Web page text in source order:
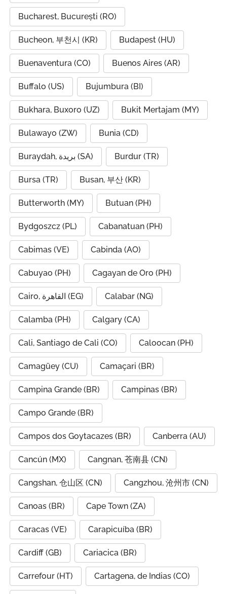
Bucharest, București (RO)
Bucheon, 부천시 (KR) Budapest (HU)
Buenaventura (CO) Buenos Aires (AR)
Buffalo (US) Bujumbura (BI)
Bukhara, Buxoro (UZ) Bukit Mertajam (MY)
Bulawayo (ZW) Bunia (CD)
Buraydah, بريدة (SA) Burdur (TR)
Bursa (TR) Busan, 부산 (KR)
Butterworth (MY) Butuan (PH)
Bydgoszcz (PL) Cabanatuan (PH)
Cabimas (VE) Cabinda (AO)
Cabuyao (PH) Cagayan de Oro (PH)
Cairo, القاهرة (EG) Calabar (NG)
Calamba (PH) Calgary (CA)
Cali, Santiago de Cali (CO) Caloocan (PH)
Camagüey (CU) Camaçari (BR)
Campina Grande (BR) Campinas (BR)
Campo Grande (BR)
Campos dos Goytacazes (BR) Canberra (AU)
Cancún (MX) Cangnan, 苍南县 (CN)
Cangshan, 仓山区 (CN) Cangzhou, 沧州市 (CN)
Canoas (BR) Cape Town (ZA)
Caracas (VE) Carapicuíba (BR)
Cardiff (GB) Cariacica (BR)
Carrefour (HT) Cartagena, de Indias (CO)